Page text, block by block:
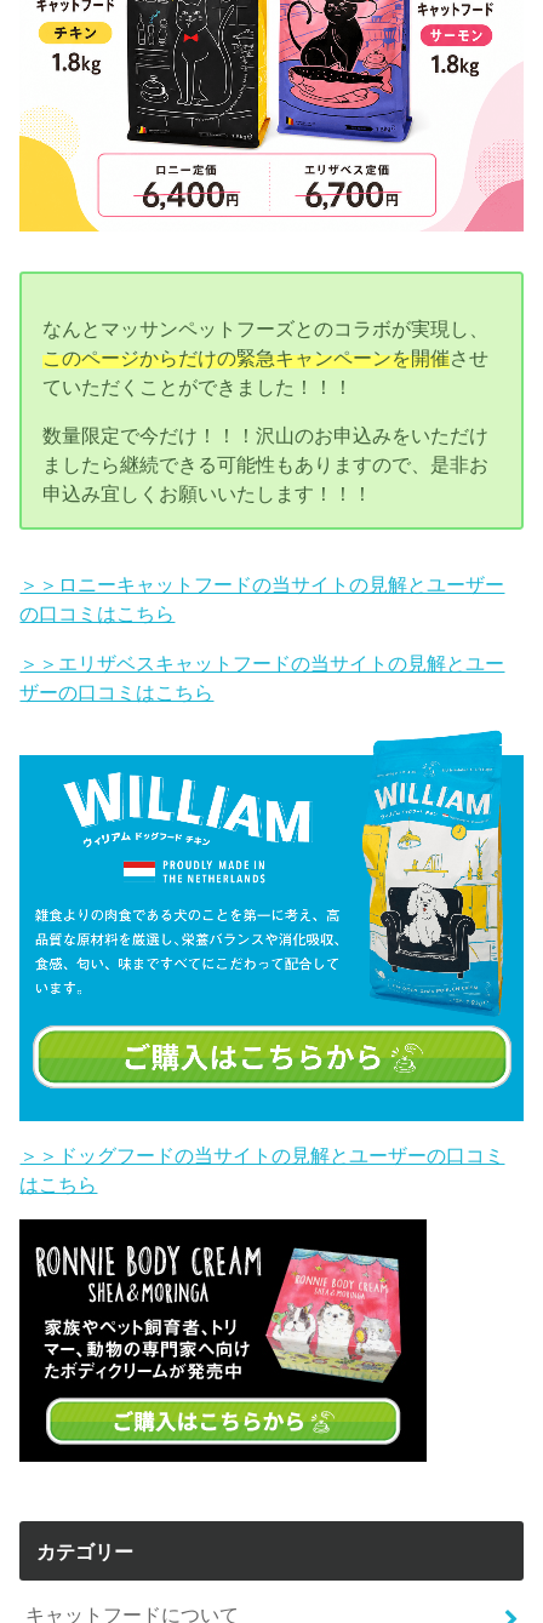
なんとマッサンペットフーズとのコラボが実現し、
このページからだけの緊急キャンペーンを開催させ
ていただくことができました！！！
数量限定で今だけ！！！沢山のお申込みをいただけ
ましたら継続できる可能性もありますので、是非お
申込み宜しくお願いいたします！！！
＞＞ロニーキャットフードの当サイトの見解とユーザー
の口コミはこちら
＞＞エリザベスキャットフードの当サイトの見解とユー
ザーの口コミはこちら
＞＞ドッグフードの当サイトの見解とユーザーの口コミ
はこちら
カテゴリー
キャットフードについて